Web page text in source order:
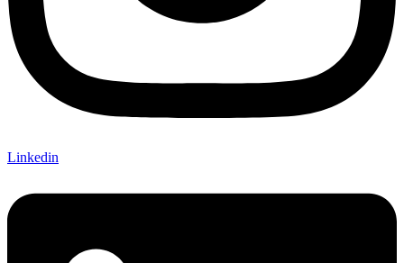
Linkedin